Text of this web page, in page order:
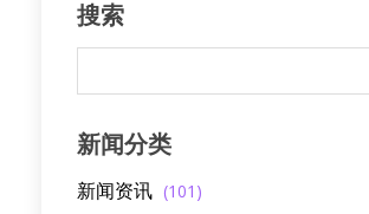
搜索
新闻分类
新闻资讯 (101)